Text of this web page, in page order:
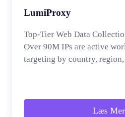
LumiProxy
Top-Tier Web Data
Over 90M IPs are active
targeting by country,
Læs